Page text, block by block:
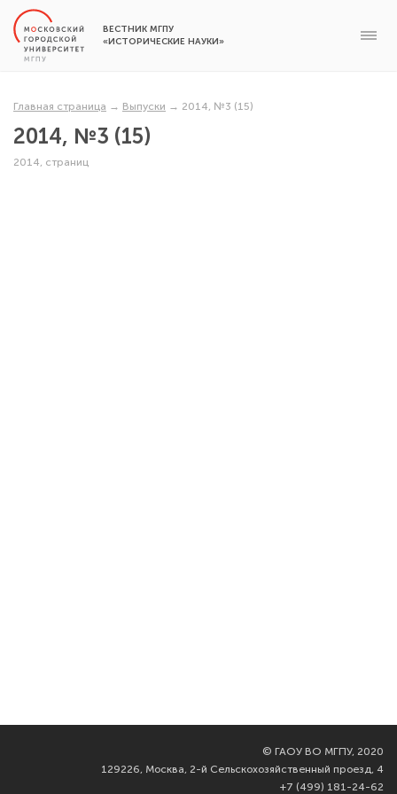
ВЕСТНИК МГПУ
«ИСТОРИЧЕСКИЕ НАУКИ»
Главная страница → Выпуски → 2014, №3 (15)
2014, №3 (15)
2014, страниц
© ГАОУ ВО МГПУ, 2020
129226, Москва, 2-й Сельскохозяйственный проезд, 4
+7 (499) 181-24-62